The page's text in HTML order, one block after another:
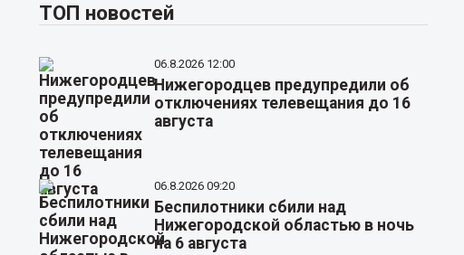
ТОП новостей
06.8.2026 12:00
Нижегородцев предупредили об
отключениях телевещания до 16
августа
06.8.2026 09:20
Беспилотники сбили над
Нижегородской областью в ночь
на 6 августа